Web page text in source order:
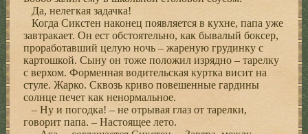
Да, нелегкая задачка!
Когда Сикстен наконец появляется в кухне, папа уже
завтракает. Он ест обстоятельно, как бывалый боксер,
проработавший целую ночь – жареную грудинку с
картошкой. Сыну он тоже положил изрядно – тарелку
с верхом. Форменная водительская куртка висит на
стуле. Жарко. Сквозь криво повешенные гардины
солнце печет как ненормальное.
– Ну и погодка! – не отрывая глаз от тарелки,
говорит папа. – Настоящее лето.